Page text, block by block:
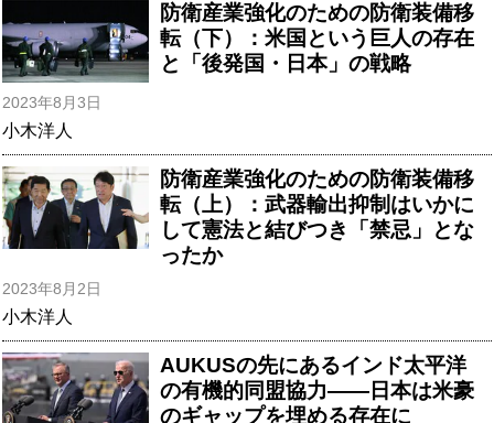
防衛産業強化のための防衛装備移
転（下）：米国という巨人の存在
と「後発国・日本」の戦略
2023年8月3日
小木洋人
防衛産業強化のための防衛装備移
転（上）：武器輸出抑制はいかに
して憲法と結びつき「禁忌」とな
ったか
2023年8月2日
小木洋人
AUKUSの先にあるインド太平洋
の有機的同盟協力――日本は米豪
のギャップを埋める存在に